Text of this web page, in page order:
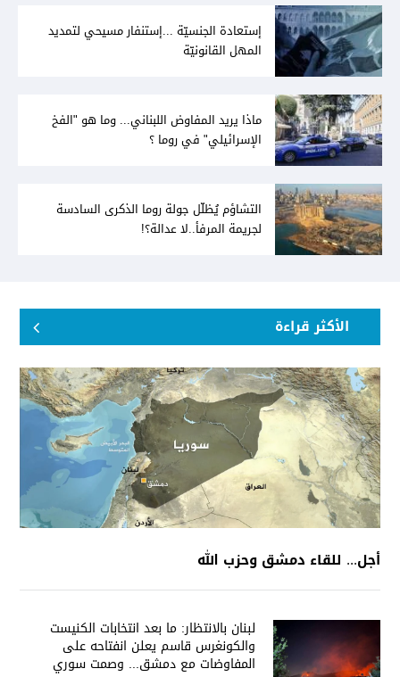
إستعادة الجنسيّة ...إستنفار مسيحي لتمديد
المهل القانونيّة
ماذا يريد المفاوض اللبناني... وما هو "الفخ
الإسرائيلي" في روما ؟
التشاؤم يُظلّل جولة روما الذكرى السادسة
لجريمة المرفأ..لا عدالة؟!
الأكثر قراءة
أجل... للقاء دمشق وحزب الله
لبنان بالانتظار: ما بعد انتخابات الكنيست
والكونغرس قاسم يعلن انفتاحه على
المفاوضات مع دمشق... وصمت سوري